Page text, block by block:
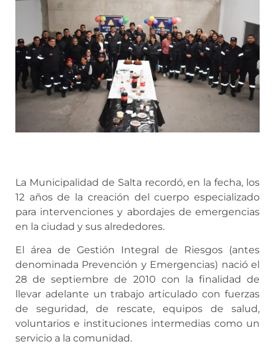
La Municipalidad de Salta recordó, en la fecha, los
12 años de la creación del cuerpo especializado
para intervenciones y abordajes de emergencias
en la ciudad y sus alrededores.
El área de Gestión Integral de Riesgos (antes
denominada Prevención y Emergencias) nació el
28 de septiembre de 2010 con la finalidad de
llevar adelante un trabajo articulado con fuerzas
de seguridad, de rescate, equipos de salud,
voluntarios e instituciones intermedias como un
servicio a la comunidad.